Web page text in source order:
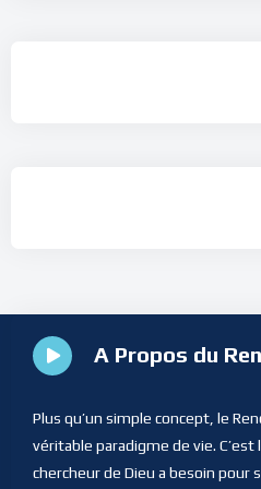
A Propos du
Plus qu’un simple concept, le
véritable paradigme de vie. C’est
chercheur de Dieu a besoin pour